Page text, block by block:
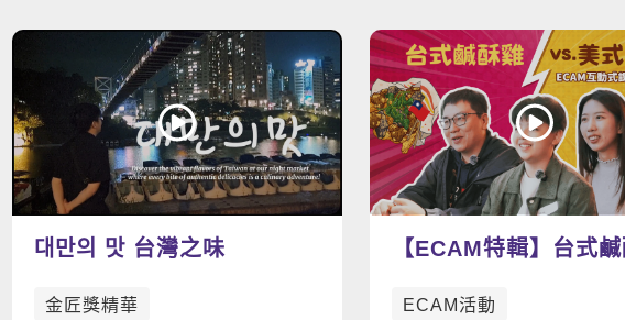
대만의 맛 台灣之味
金匠獎精華
【ECAM特輯】台式
哪一道呢？🍗
ECAM活動